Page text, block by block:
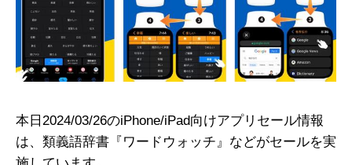
本日2024/03/26のiPhone/iPad向けアプリセール情報
は、類義語辞書『ワードウォッチ』などがセールを実